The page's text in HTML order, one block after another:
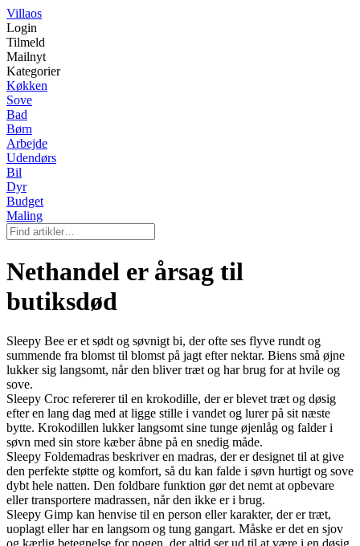
Villaos
Login
Tilmeld
Mailnyt
Kategorier
Køkken
Sove
Bad
Børn
Arbejde
Udendørs
Bil
Dyr
Budget
Maling
Nethandel er årsag til
butiksdød
Sleepy Bee er et sødt og søvnigt bi, der ofte ses flyve rundt og
summende fra blomst til blomst på jagt efter nektar. Biens små øjne
lukker sig langsomt, når den bliver træt og har brug for at hvile og
sove.
Sleepy Croc refererer til en krokodille, der er blevet træt og døsig
efter en lang dag med at ligge stille i vandet og lurer på sit næste
bytte. Krokodillen lukker langsomt sine tunge øjenlåg og falder i
søvn med sin store kæber åbne på en snedig måde.
Sleepy Foldemadras beskriver en madras, der er designet til at give
den perfekte støtte og komfort, så du kan falde i søvn hurtigt og sove
dybt hele natten. Den foldbare funktion gør det nemt at opbevare
eller transportere madrassen, når den ikke er i brug.
Sleepy Gimp kan henvise til en person eller karakter, der er træt,
uoplagt eller har en langsom og tung gangart. Måske er det en sjov
og kærlig betegnelse for nogen, der altid ser ud til at være i en døsig